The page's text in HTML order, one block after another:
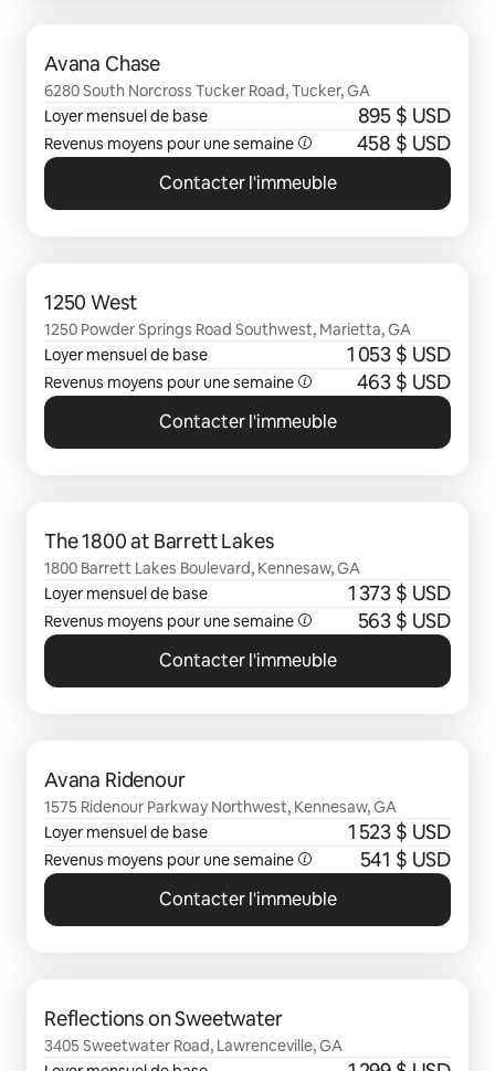
Avana Chase
6280 South Norcross Tucker Road, Tucker, GA
Loyer mensuel de base
895 $ USD
Revenus moyens pour une semaine 458 $ USD
Contacter l'immeuble
1250 West
1250 Powder Springs Road Southwest, Marietta, GA
Loyer mensuel de base
1 053 $ USD
Revenus moyens pour une semaine 463 $ USD
Contacter l'immeuble
The 1800 at Barrett Lakes
1800 Barrett Lakes Boulevard, Kennesaw, GA
Loyer mensuel de base
1 373 $ USD
Revenus moyens pour une semaine 563 $ USD
Contacter l'immeuble
Avana Ridenour
1575 Ridenour Parkway Northwest, Kennesaw, GA
Loyer mensuel de base
1 523 $ USD
Revenus moyens pour une semaine 541 $ USD
Contacter l'immeuble
Reflections on Sweetwater
3405 Sweetwater Road, Lawrenceville, GA